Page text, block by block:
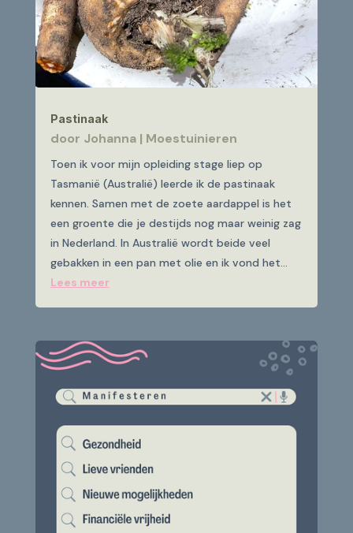
Pastinaak
door Johanna| Moestuinieren
Toen ik voor mijn opleiding stage liep op
Tasmanië (Australië) leerde ik de pastinaak
kennen. Samen met de zoete aardappel is het
een groente die je destijds nog maar weinig zag
in Nederland. In Australië wordt beide veel
gebakken in een pan met olie en ik vond het...
Lees meer